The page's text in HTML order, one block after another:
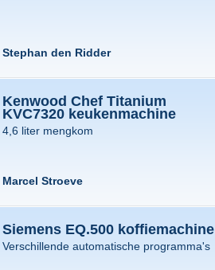
Stephan den Ridder
Kenwood Chef Titanium
KVC7320 keukenmachine
4,6 liter mengkom
Marcel Stroeve
Siemens EQ.500 koffiemachine
Verschillende automatische programma's